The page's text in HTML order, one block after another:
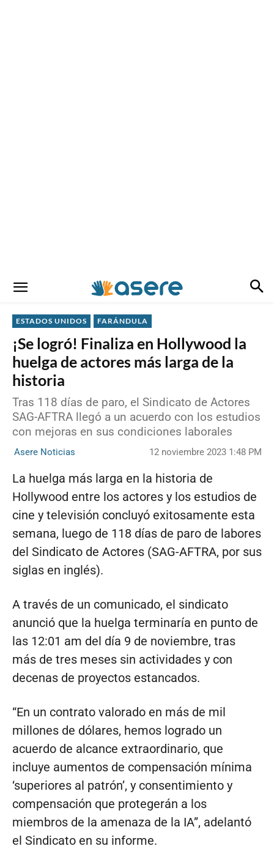
ESTADOS UNIDOS FARÁNDULA
¡Se logró! Finaliza en Hollywood la
huelga de actores más larga de la
historia
Tras 118 días de paro, el Sindicato de Actores
SAG-AFTRA llegó a un acuerdo con los estudios
con mejoras en sus condiciones laborales
Asere Noticias 12 noviembre 2023 1:48 PM
La huelga más larga en la historia de
Hollywood entre los actores y los estudios de
cine y televisión concluyó exitosamente esta
semana, luego de 118 días de paro de labores
del Sindicato de Actores (SAG-AFTRA, por sus
siglas en inglés).
A través de un comunicado, el sindicato
anunció que la huelga terminaría en punto de
las 12:01 am del día 9 de noviembre, tras
más de tres meses sin actividades y con
decenas de proyectos estancados.
“En un contrato valorado en más de mil
millones de dólares, hemos logrado un
acuerdo de alcance extraordinario, que
incluye aumentos de compensación mínima
‘superiores al patrón’, y consentimiento y
compensación que protegerán a los
miembros de la amenaza de la IA”, adelantó
el Sindicato en su informe.